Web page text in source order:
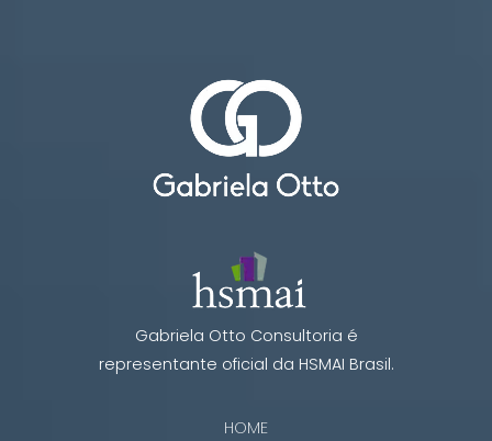
Gabriela Otto Consultoria é
representante oficial da HSMAI Brasil.
HOME